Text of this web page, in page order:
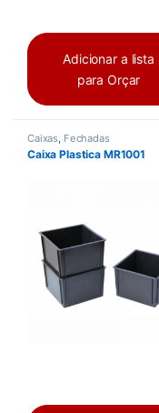
Adicionar a lista
para Orçar
Caixas Fechadas
Caixa Plastica MR1001